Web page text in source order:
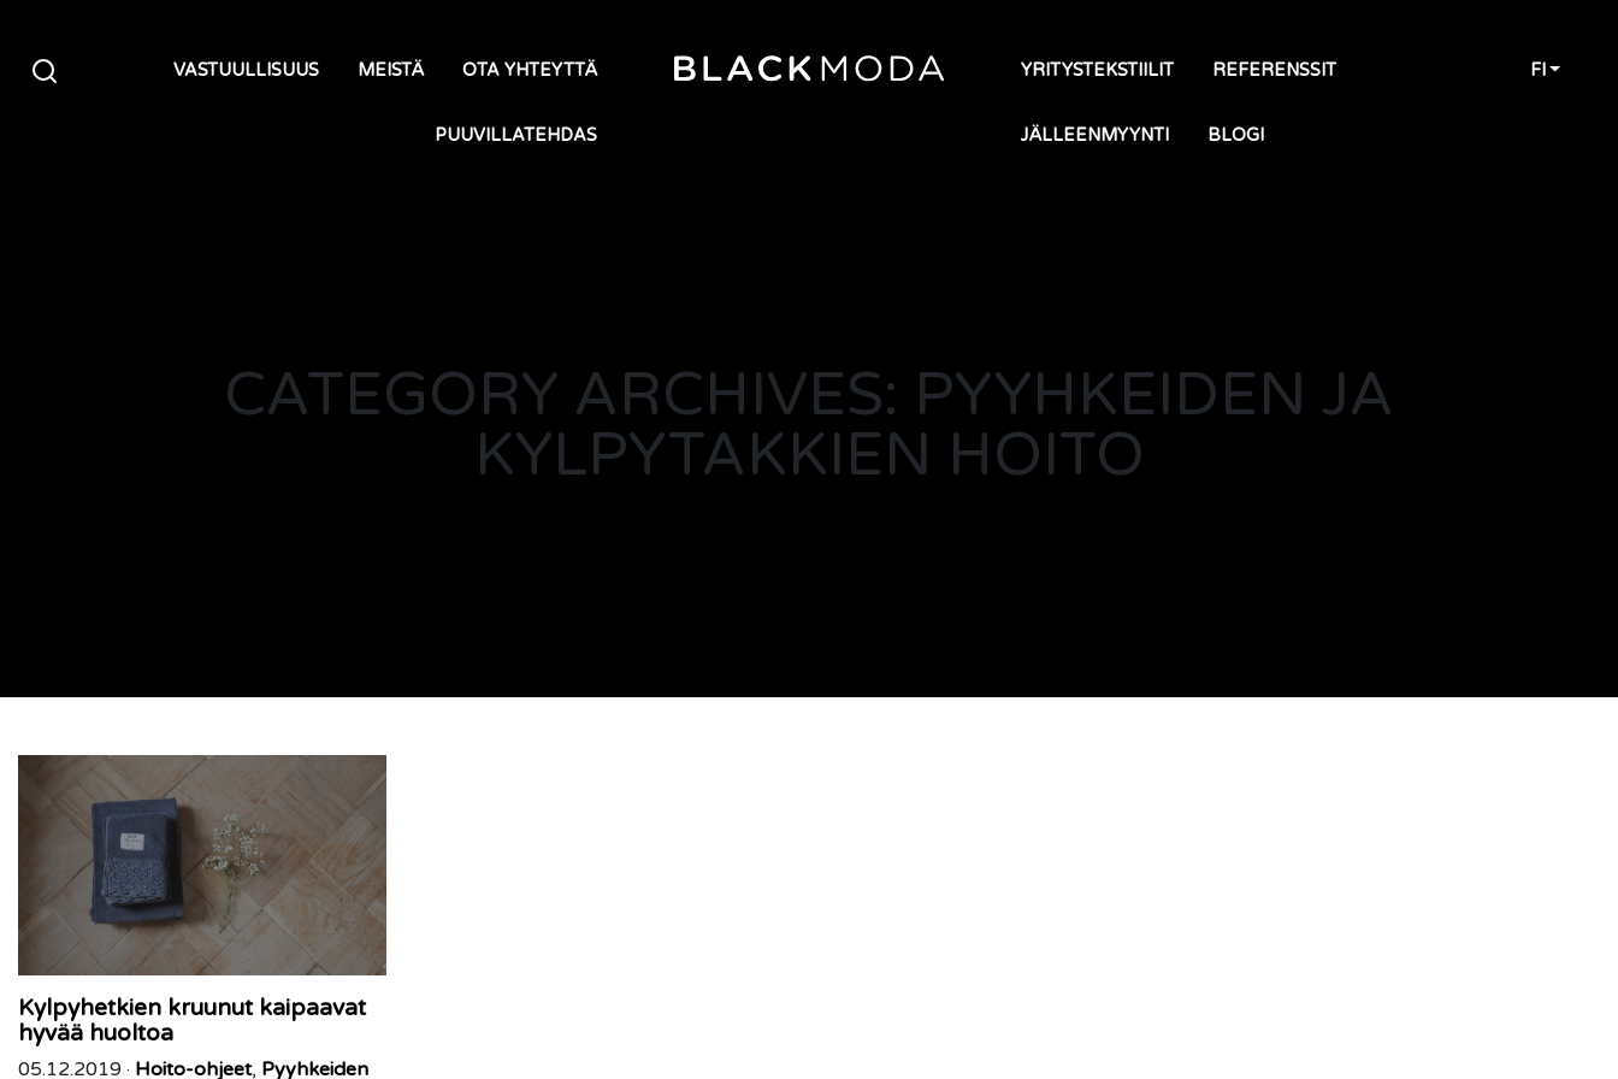
VASTUULLISUUS MEISTÄ OTA YHTEYTTÄ
PUUVILLATEHDAS
YRITYSTEKSTIILIT REFERENSSIT
JÄLLEENMYYNTI BLOGI
FI
CATEGORY ARCHIVES: PYYHKEIDEN JA
KYLPYTAKKIEN HOITO
Kylpyhetkien kruunut kaipaavat
hyvää huoltoa
05.12.2019 · Hoito-ohjeet, Pyyhkeiden